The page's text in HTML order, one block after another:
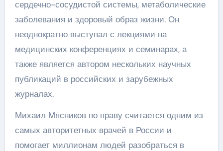
сердечно-сосудистой системы, метаболические
заболевания и здоровый образ жизни. Он
неоднократно выступал с лекциями на
медицинских конференциях и семинарах, а
также является автором нескольких научных
публикаций в российских и зарубежных
журналах.
Михаил Мясников по праву считается одним из
самых авторитетных врачей в России и
помогает миллионам людей разобраться в